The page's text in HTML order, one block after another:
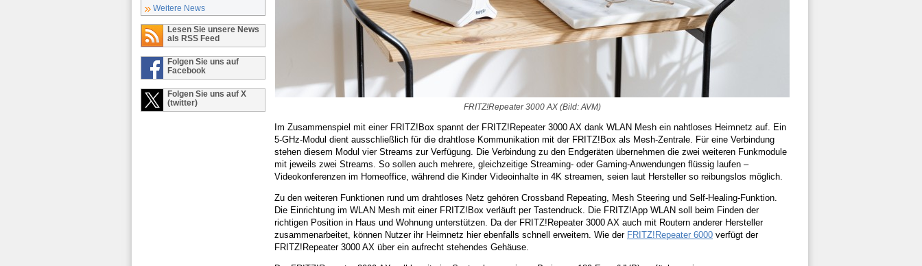
Weitere News
Lesen Sie unsere News
als RSS Feed
Folgen Sie uns auf
Facebook
Folgen Sie uns auf X
(twitter)
FRITZ!Repeater 3000 AX (Bild: AVM)
Im Zusammenspiel mit einer FRITZ!Box spannt der FRITZ!Repeater 3000 AX dank WLAN Mesh ein nahtloses Heimnetz auf. Ein
5-GHz-Modul dient ausschließlich für die drahtlose Kommunikation mit der FRITZ!Box als Mesh-Zentrale. Für eine Verbindung
stehen diesem Modul vier Streams zur Verfügung. Die Verbindung zu den Endgeräten übernehmen die zwei weiteren Funkmodule
mit jeweils zwei Streams. So sollen auch mehrere, gleichzeitige Streaming- oder Gaming-Anwendungen flüssig laufen –
Videokonferenzen im Homeoffice, während die Kinder Videoinhalte in 4K streamen, seien laut Hersteller so reibungslos möglich.
Zu den weiteren Funktionen rund um drahtloses Netz gehören Crossband Repeating, Mesh Steering und Self-Healing-Funktion.
Die Einrichtung im WLAN Mesh mit einer FRITZ!Box verläuft per Tastendruck. Die FRITZ!App WLAN soll beim Finden der
richtigen Position in Haus und Wohnung unterstützen. Da der FRITZ!Repeater 3000 AX auch mit Routern anderer Hersteller
zusammenarbeitet, können Nutzer ihr Heimnetz hier ebenfalls schnell erweitern. Wie der FRITZ!Repeater 6000 verfügt der
FRITZ!Repeater 3000 AX über ein aufrecht stehendes Gehäuse.